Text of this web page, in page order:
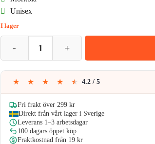
79kr.74kr.
Unisex
I lager
★ ★ ★ ★ ★ 4.2 / 5
Fri frakt över 299 kr
Direkt från vårt lager i Sverige
Leverans 1–3 arbetsdagar
100 dagars öppet köp
Fraktkostnad från 19 kr